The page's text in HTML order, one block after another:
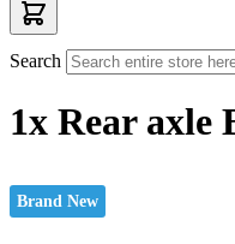
Search
1x Rear axle
Brand New